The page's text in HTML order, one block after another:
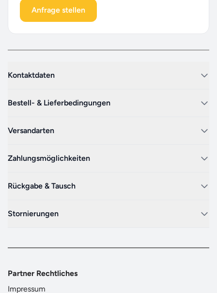
Anfrage stellen
Kontaktdaten
Bestell- & Lieferbedingungen
Versandarten
Zahlungsmöglichkeiten
Rückgabe & Tausch
Stornierungen
Partner Rechtliches
Impressum